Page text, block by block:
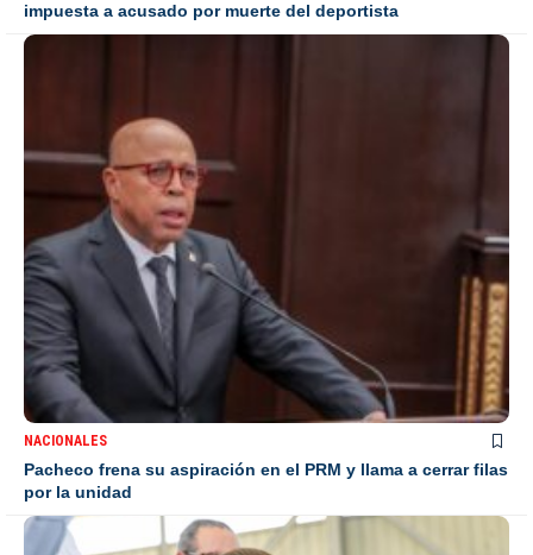
impuesta a acusado por muerte del deportista
NACIONALES
Pacheco frena su aspiración en el PRM y llama a cerrar filas
por la unidad